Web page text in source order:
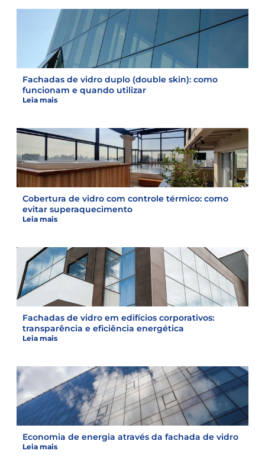
Fachadas de vidro duplo (double skin): como
funcionam e quando utilizar
Leia mais
Cobertura de vidro com controle térmico: como
evitar superaquecimento
Leia mais
Fachadas de vidro em edifícios corporativos:
transparência e eficiência energética
Leia mais
Economia de energia através da fachada de vidro
Leia mais